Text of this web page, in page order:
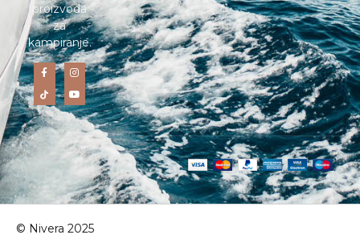
proizvoda
za
kampiranje.
© Nivera 2025